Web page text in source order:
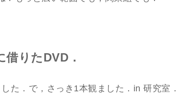
借りたDVD．
た．で，さっき1本観ました．in 研究室．